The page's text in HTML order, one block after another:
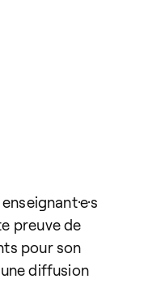
preuve de
pour son
diffusion